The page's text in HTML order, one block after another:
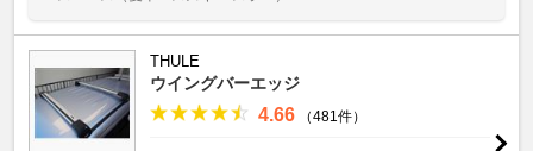
THULE
ウイングバーエッジ
4.66 （481件）